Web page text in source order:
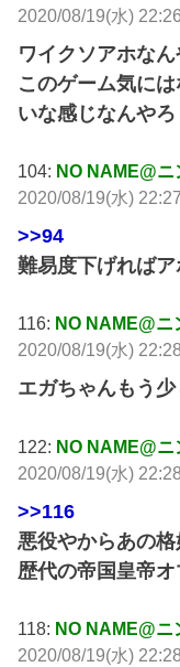
2020/08/19(水)
ワイクソアホな
このゲーム気に
いな感じなんやろ
104: NO NAME@ニ
2020/08/19(水)
>>94
難易度下げれば
116: NO NAME@
2020/08/19(水)
エガちゃんもう
122: NO NAME@ニ
2020/08/19(水)
>>116
悪役やからあの
歴代の帝国皇帝
118: NO NAME@ニ
2020/08/19(水)